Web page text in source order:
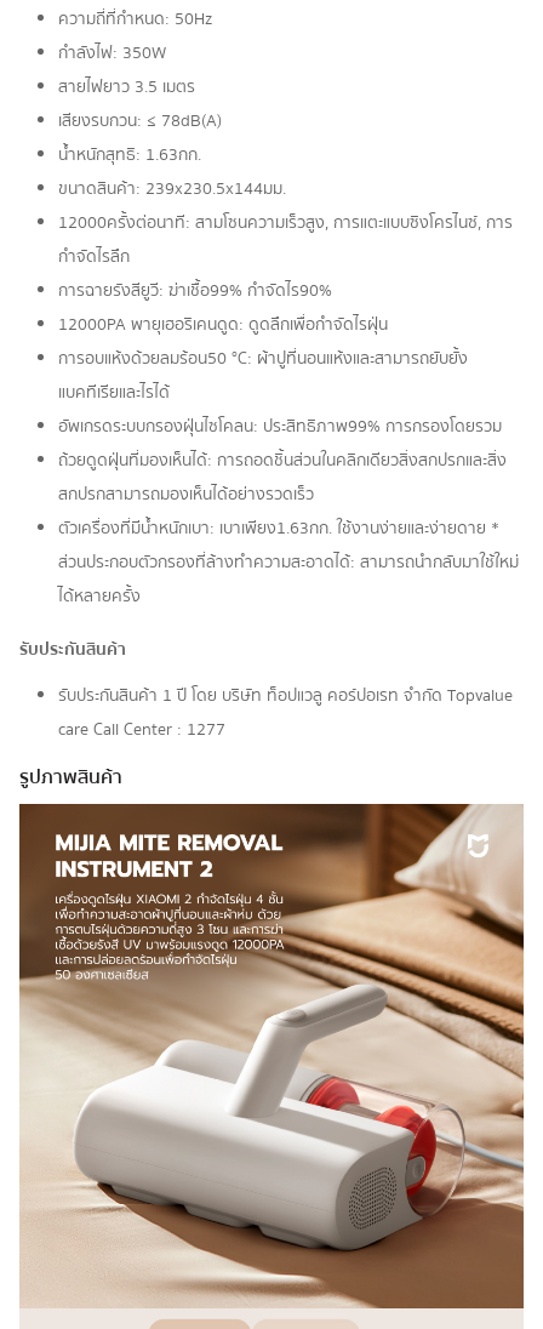
ความถี่ที่กำหนด: 50Hz
กำลังไฟ: 350W
สายไฟยาว 3.5 เมตร
เสียงรบกวน: ≤ 78dB(A)
น้ำหนักสุทธิ: 1.63กก.
ขนาดสินค้า: 239x230.5x144มม.
12000ครั้งต่อนาที: สามโซนความเร็วสูง, การแตะแบบซิงโครไนซ์, การ
กำจัดไรลึก
การฉายรังสียูวี: ฆ่าเชื้อ99% กำจัดไร90%
12000PA พายุเฮอริเคนดูด: ดูดลึกเพื่อกำจัดไรฝุ่น
การอบแห้งด้วยลมร้อน50 °C: ผ้าปูที่นอนแห้งและสามารถยับยั้ง
แบคทีเรียและไรได้
อัพเกรดระบบกรองฝุ่นไซโคลน: ประสิทธิภาพ99% การกรองโดยรวม
ถ้วยดูดฝุ่นที่มองเห็นได้: การถอดชิ้นส่วนในคลิกเดียวสิ่งสกปรกและสิ่ง
สกปรกสามารถมองเห็นได้อย่างรวดเร็ว
ตัวเครื่องที่มีน้ำหนักเบา: เบาเพียง1.63กก. ใช้งานง่ายและง่ายดาย *
ส่วนประกอบตัวกรองที่ล้างทำความสะอาดได้: สามารถนำกลับมาใช้ใหม่
ได้หลายครั้ง
รับประกันสินค้า
รับประกันสินค้า 1 ปี โดย บริษัท ท็อปแวลู คอร์ปอเรท จํากัด Topvalue
care Call Center : 1277
รูปภาพสินค้า